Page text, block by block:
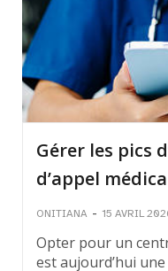
Gérer les pics
d’appel
ONITIANA - 15 AVRIL
Opter pour un
est aujourd’hui